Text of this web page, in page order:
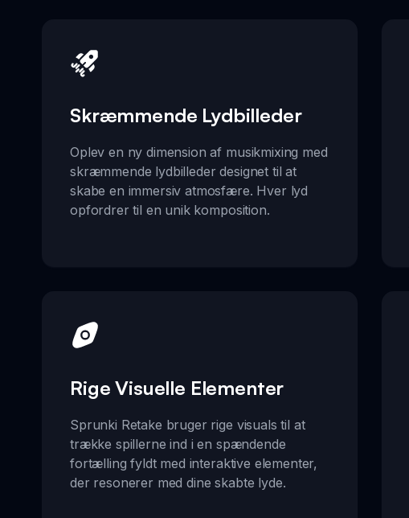
Skræmmende Lydbilleder
Oplev en ny dimension af musikmixing med
skræmmende lydbilleder designet til at
skabe en immersiv atmosfære. Hver lyd
opfordrer til en unik komposition.
Rige Visuelle Elementer
Sprunki Retake bruger rige visuals til at
trække spillerne ind i en spændende
fortælling fyldt med interaktive elementer,
der resonerer med dine skabte lyde.